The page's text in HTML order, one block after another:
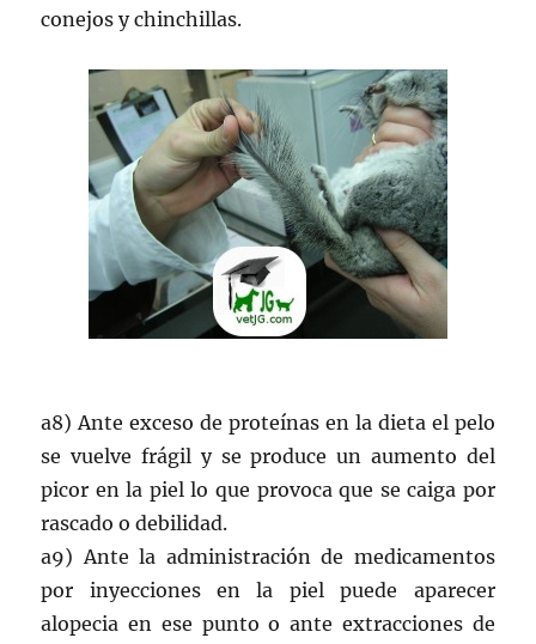
conejos y chinchillas.
a8) Ante exceso de proteínas en la dieta el pelo
se vuelve frágil y se produce un aumento del
picor en la piel lo que provoca que se caiga por
rascado o debilidad.
a9) Ante la administración de medicamentos
por inyecciones en la piel puede aparecer
alopecia en ese punto o ante extracciones de